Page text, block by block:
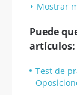
Mostrar
Puede
artículos:
Test de